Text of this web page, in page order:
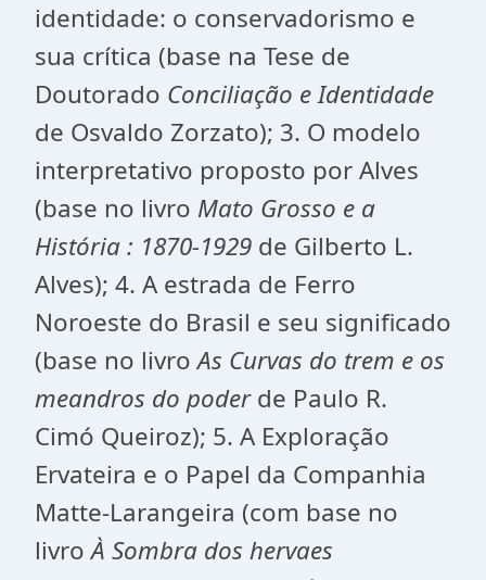
identidade: o conservadorismo e
sua crítica (base na Tese de
Doutorado Conciliação e Identidade
de Osvaldo Zorzato); 3. O modelo
interpretativo proposto por Alves
(base no livro Mato Grosso e a
História : 1870-1929 de Gilberto L.
Alves); 4. A estrada de Ferro
Noroeste do Brasil e seu significado
(base no livroAs Curvas do trem e os
meandros do poderde Paulo R.
Cimó Queiroz); 5. A Exploração
Ervateira e o Papel da Companhia
Matte-Larangeira (com base no
livroÀ Sombra dos hervaes